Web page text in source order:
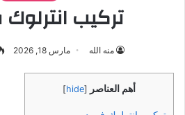
تركيب
منه الله مارس 18, 2026
أهم العناصر [
hide
]